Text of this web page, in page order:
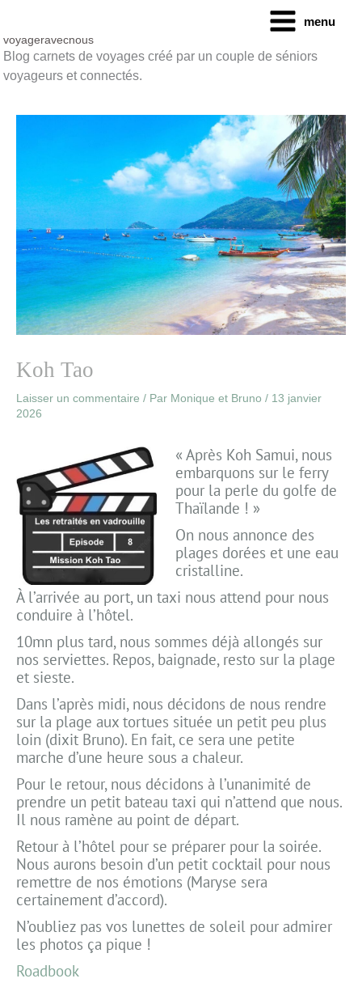
contenu
menu
voyageravecnous
Blog carnets de voyages créé par un couple de séniors
voyageurs et connectés.
Koh Tao
Laisser un commentaire / Par Monique et Bruno / 13 janvier
2026
« Après Koh Samui, nous
embarquons sur le ferry
pour la perle du golfe de
Thaïlande ! »
On nous annonce des
plages dorées et une eau
cristalline.
À l’arrivée au port, un taxi nous attend pour nous
conduire à l’hôtel.
10mn plus tard, nous sommes déjà allongés sur
nos serviettes. Repos, baignade, resto sur la plage
et sieste.
Dans l’après midi, nous décidons de nous rendre
sur la plage aux tortues située un petit peu plus
loin (dixit Bruno). En fait, ce sera une petite
marche d’une heure sous a chaleur.
Pour le retour, nous décidons à l’unanimité de
prendre un petit bateau taxi qui n’attend que nous.
Il nous ramène au point de départ.
Retour à l’hôtel pour se préparer pour la soirée.
Nous aurons besoin d’un petit cocktail pour nous
remettre de nos émotions (Maryse sera
certainement d’accord).
N’oubliez pas vos lunettes de soleil pour admirer
les photos ça pique !
Roadbook